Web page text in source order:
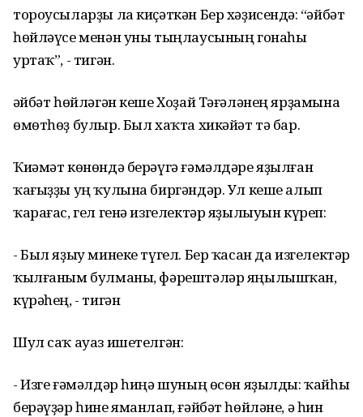
тороусыларҙы ла киҫәткән Бер хәҙисендә: “Ғәйбәт
һөйләүсе менән уны тыңлаусының гонаһы
уртаҡ”, - тигән.
Ғәйбәт һөйләгән кеше Хоҙай Тәғәләнең ярҙамына
өмөтһөҙ булыр. Был хаҡта хикәйәт тә бар.
Ҡиәмәт көнөндә берәүгә ғәмәлдәре яҙылған
ҡағыҙҙы уң ҡулына биргәндәр. Ул кеше алып
ҡарағас, гел генә изгелектәр яҙылыуын күреп:
- Был яҙыу минеке түгел. Бер ҡасан да изгелектәр
ҡылғаным булманы, фәрештәләр яңылышҡан,
күрәһең, - тигән
Шул саҡ ауаз ишетелгән:
- Изге ғәмәлдәр һиңә шуның өсөн яҙылды: ҡайһы
берәүҙәр һине яманлап, ғәйбәт һөйләне, ә һин